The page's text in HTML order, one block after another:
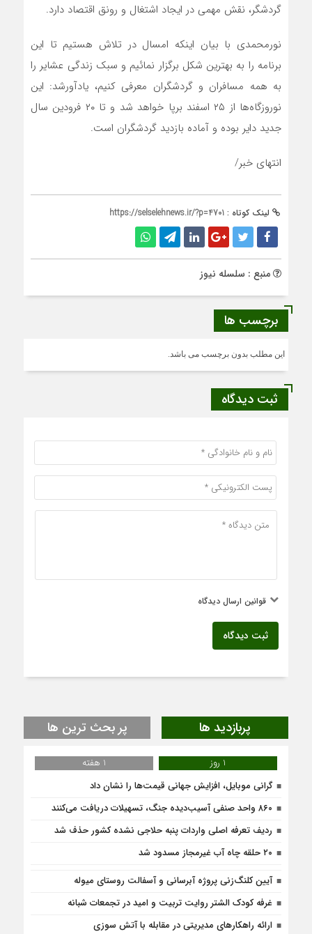
گردشگر، نقش مهمی در ایجاد اشتغال و رونق اقتصاد دارد.
نورمحمدی با بیان اینکه امسال در تلاش هستیم تا این
برنامه را به بهترین شکل برگزار نمائیم و سبک زندگی عشایر را
به همه مسافران و گردشگران معرفی کنیم، یادآورشد: این
نوروزگاه‌ها از ۲۵ اسفند برپا خواهد شد و تا ۲۰ فرودین سال
جدید دایر بوده و آماده بازدید گردشگران است.
انتهای خبر/
لینک کوتاه : https://selselehnews.ir/?p=4701
منبع : سلسله نیوز
برچسب ها
این مطلب بدون برچسب می باشد.
ثبت دیدگاه
قوانین ارسال دیدگاه
ثبت دیدگاه
پربازدید ها پر بحث ترین ها
1 روز
1 هفته
گرانی موبایل، افزایش جهانی قیمت‌ها را نشان داد
۸۶۰ واحد صنفی آسیب‌دیده جنگ، تسهیلات دریافت می‌کنند
ردیف تعرفه اصلی واردات پنبه حلاجی نشده کشور حذف شد
۲۰ حلقه چاه آب غیرمجاز مسدود شد
آیین کلنگ‌زنی پروژه آبرسانی و آسفالت روستای میوله
غرفه کودک الشتر روایت تربیت و امید در تجمعات شبانه
ارائه راهکارهای مدیریتی در مقابله با آتش سوزی